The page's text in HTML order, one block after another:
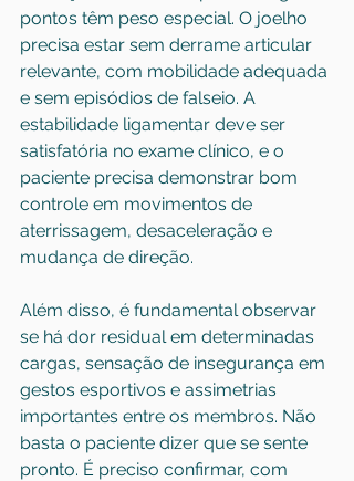
pontos têm peso especial. O joelho
precisa estar sem derrame articular
relevante, com mobilidade adequada
e sem episódios de falseio. A
estabilidade ligamentar deve ser
satisfatória no exame clínico, e o
paciente precisa demonstrar bom
controle em movimentos de
aterrissagem, desaceleração e
mudança de direção.
Além disso, é fundamental observar
se há dor residual em determinadas
cargas, sensação de insegurança em
gestos esportivos e assimetrias
importantes entre os membros. Não
basta o paciente dizer que se sente
pronto. É preciso confirmar, com